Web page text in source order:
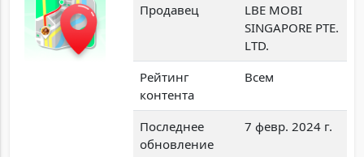
Продавец
LBE MOBI
SINGAPORE PTE.
LTD.
Рейтинг
контента
Всем
Последнее
обновление
7 февр. 2024 г.